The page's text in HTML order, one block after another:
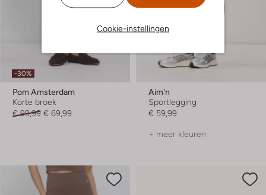
Cookie-instellingen
-30%
Pom Amsterdam
Korte broek
€ 99,99 € 69,99
Aim'n
Sportlegging
€ 59,99
+ meer kleuren